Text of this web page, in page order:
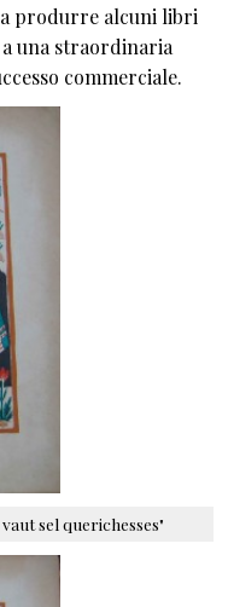
produrre alcuni libri
una straordinaria
commerciale.
sel querichesses"